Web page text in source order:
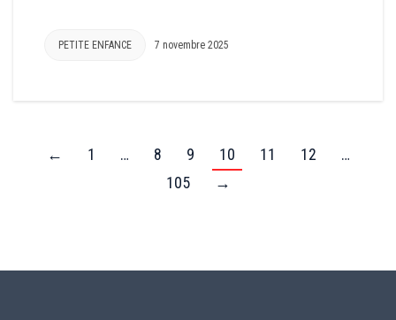
PETITE ENFANCE 7 novembre 2025
← 1 … 8 9 10 11 12
…
105
→